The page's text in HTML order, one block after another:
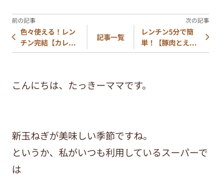
色々使える！レン
チン完結【カレ...
記事一覧
レンチン5分で簡
単！【豚肉とえ...
こんにちは、たっきーママです。
新玉ねぎが美味しい季節ですね。
というか、私がいつも利用しているスーパーで
は